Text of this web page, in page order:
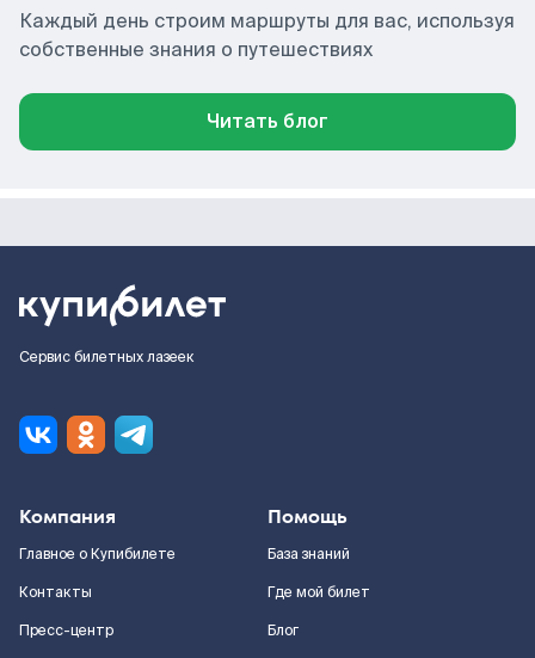
Каждый день строим маршруты для вас, используя
собственные знания о путешествиях
Читать блог
Сервис билетных лазеек
Компания
Главное о Купибилете
Контакты
Пресс-центр
Помощь
База знаний
Где мой билет
Блог